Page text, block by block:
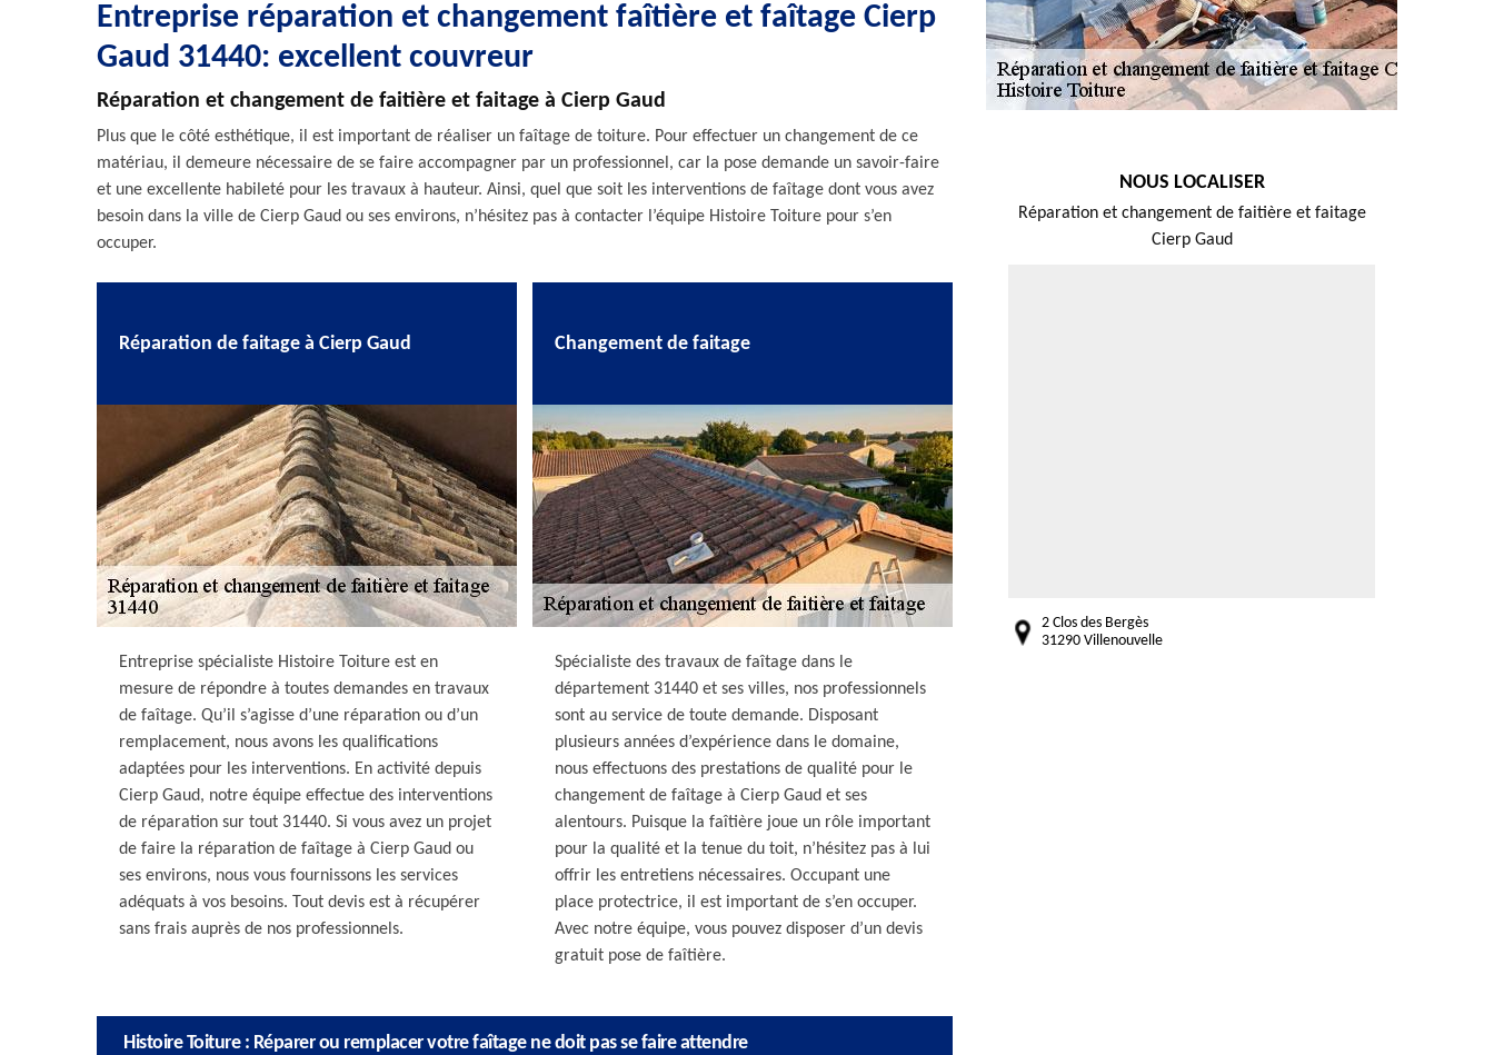
Entreprise réparation et changement faîtière et faîtage Cierp
Gaud 31440: excellent couvreur
Réparation et changement de faitière et faitage à Cierp Gaud
Plus que le côté esthétique, il est important de réaliser un faîtage de toiture. Pour effectuer un changement de ce
matériau, il demeure nécessaire de se faire accompagner par un professionnel, car la pose demande un savoir-faire
et une excellente habileté pour les travaux à hauteur. Ainsi, quel que soit les interventions de faîtage dont vous avez
besoin dans la ville de Cierp Gaud ou ses environs, n’hésitez pas à contacter l’équipe Histoire Toiture pour s’en
occuper.
Réparation de faitage à Cierp Gaud
Entreprise spécialiste Histoire Toiture est en
mesure de répondre à toutes demandes en travaux
de faîtage. Qu’il s’agisse d’une réparation ou d’un
remplacement, nous avons les qualifications
adaptées pour les interventions. En activité depuis
Cierp Gaud, notre équipe effectue des interventions
de réparation sur tout 31440. Si vous avez un projet
de faire la réparation de faîtage à Cierp Gaud ou
ses environs, nous vous fournissons les services
adéquats à vos besoins. Tout devis est à récupérer
sans frais auprès de nos professionnels.
Changement de faitage
Spécialiste des travaux de faîtage dans le
département 31440 et ses villes, nos professionnels
sont au service de toute demande. Disposant
plusieurs années d’expérience dans le domaine,
nous effectuons des prestations de qualité pour le
changement de faîtage à Cierp Gaud et ses
alentours. Puisque la faîtière joue un rôle important
pour la qualité et la tenue du toit, n’hésitez pas à lui
offrir les entretiens nécessaires. Occupant une
place protectrice, il est important de s’en occuper.
Avec notre équipe, vous pouvez disposer d’un devis
gratuit pose de faîtière.
Histoire Toiture : Réparer ou remplacer votre faîtage ne doit pas se faire attendre
NOUS LOCALISER
Réparation et changement de faitière et faitage
Cierp Gaud
2 Clos des Bergès
31290 Villenouvelle